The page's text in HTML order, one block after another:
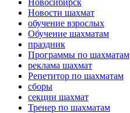
Новости шахмат
обучение взрослых
Обучение шахматам
праздник
Программы по шахматам
реклама шахмат
Репетитор по шахматам
сборы
секции шахмат
Тренер по шахматам